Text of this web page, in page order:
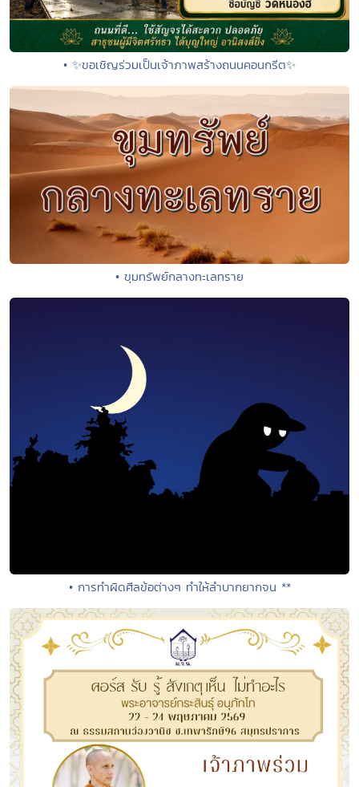
• ✨ขอเชิญร่วมเป็นเจ้าภาพสร้างถนนคอนกรีต✨
• ขุมทรัพย์กลางทะเลทราย
• การทำผิดศีลข้อต่างๆ ทำให้ลำบากยากจน **